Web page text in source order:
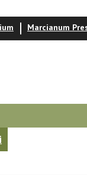
Marcianum